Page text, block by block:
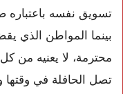
تسويق نفسه
بينما المواطن الذي
محترمة، لا يعنيه من
تصل الحافلة في وقتها